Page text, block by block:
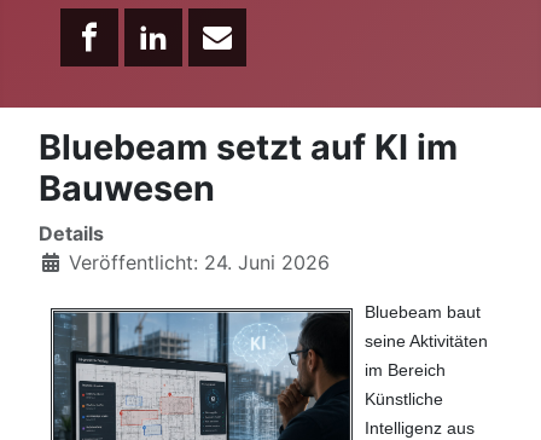
Bluebeam setzt auf KI im
Bauwesen
Details
Veröffentlicht: 24. Juni 2026
Bluebeam baut
seine Aktivitäten
im Bereich
Künstliche
Intelligenz aus